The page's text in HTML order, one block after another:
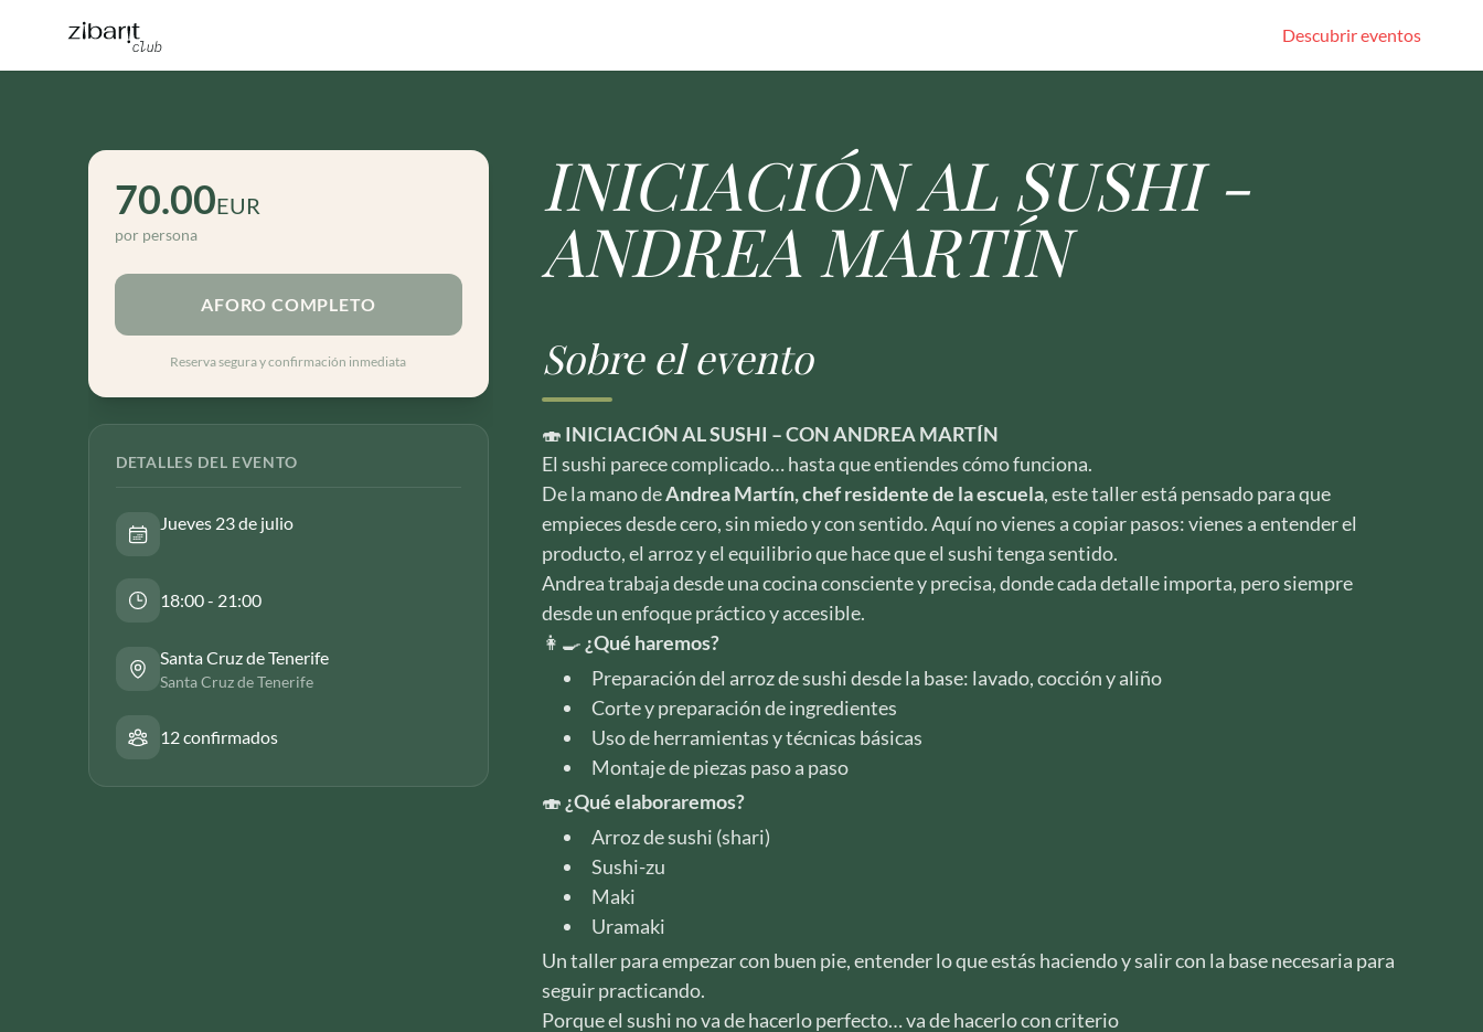
Descubrir eventos
70.00EUR
por persona
AFORO COMPLETO
Reserva segura y confirmación inmediata
DETALLES DEL EVENTO
Jueves 23 de julio
18:00 - 21:00
Santa Cruz de Tenerife
Santa Cruz de Tenerife
12 confirmados
INICIACIÓN AL SUSHI -
ANDREA MARTÍN
Sobre el evento
🍣 INICIACIÓN AL SUSHI – CON ANDREA MARTÍN
El sushi parece complicado… hasta que entiendes cómo funciona.
De la mano deAndrea Martín, chef residente de la escuela, este taller está pensado para que
empieces desde cero, sin miedo y con sentido. Aquí no vienes a copiar pasos: vienes a entender el
producto, el arroz y el equilibrio que hace que el sushi tenga sentido.
Andrea trabaja desde una cocina consciente y precisa, donde cada detalle importa, pero siempre
desde un enfoque práctico y accesible.
👩‍🍳 ¿Qué haremos?
Preparación del arroz de sushi desde la base: lavado, cocción y aliño
Corte y preparación de ingredientes
Uso de herramientas y técnicas básicas
Montaje de piezas paso a paso
🍣 ¿Qué elaboraremos?
Arroz de sushi (shari)
Sushi-zu
Maki
Uramaki
Un taller para empezar con buen pie, entender lo que estás haciendo y salir con la base necesaria para
seguir practicando.
Porque el sushi no va de hacerlo perfecto… va de hacerlo con criterio